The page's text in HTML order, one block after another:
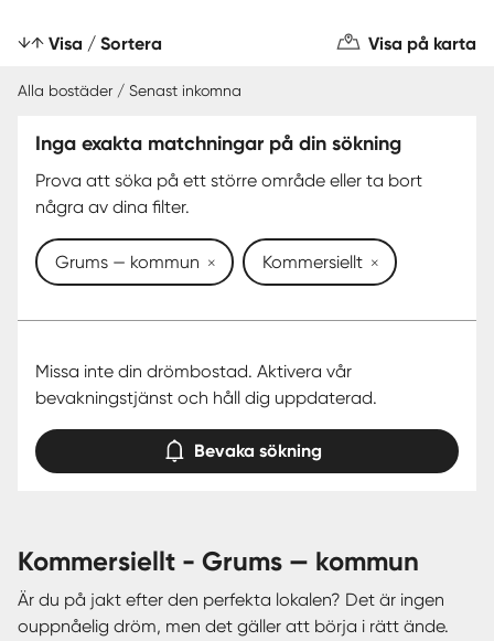
Visa / Sortera Visa på karta
Alla bostäder / Senast inkomna
Inga exakta matchningar på din sökning
Prova att söka på ett större område eller ta bort
några av dina filter.
Grums — kommun Kommersiellt
Missa inte din drömbostad. Aktivera vår
bevakningstjänst och håll dig uppdaterad.
Bevaka sökning
kommersiellt - Grums — kommun
Är du på jakt efter den perfekta lokalen? Det är ingen
ouppnåelig dröm, men det gäller att börja i rätt ände.